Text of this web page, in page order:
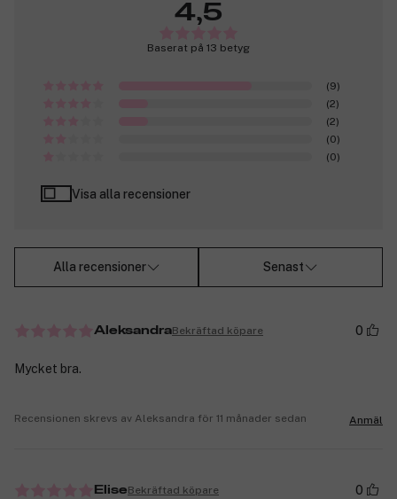
4,5
Baserat på 13 betyg
(9)
(2)
(2)
(0)
(0)
Visa alla recensioner
Alla recensioner Senast
AleksandraBekräftad köpare 0
Mycket bra.
Recensionen skrevs av Aleksandra för 11 månader sedan Anmäl
EliseBekräftad köpare 0